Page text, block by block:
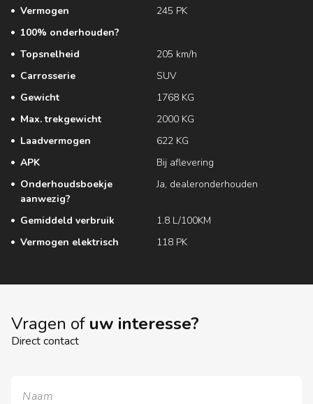
Vermogen
245 PK
100% onderhouden?
Topsnelheid
205 km/h
Carrosserie
SUV
Gewicht
1768 KG
Max. trekgewicht
2000 KG
Laadvermogen
622 KG
APK
Bij aflevering
Onderhoudsboekje
aanwezig?
Ja, dealeronderhouden
Gemiddeld verbruik
1.8 L/100KM
Vermogen elektrisch
118 PK
Vragen of uw interesse?
Direct contact